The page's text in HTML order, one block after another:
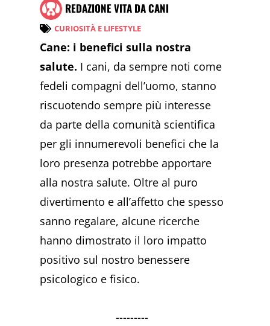
REDAZIONE VITA DA CANI
CURIOSITÀ E LIFESTYLE
Cane: i benefici sulla nostra
salute. I cani, da sempre noti come
fedeli compagni dell’uomo, stanno
riscuotendo sempre più interesse
da parte della comunità scientifica
per gli innumerevoli benefici che la
loro presenza potrebbe apportare
alla nostra salute. Oltre al puro
divertimento e all’affetto che spesso
sanno regalare, alcune ricerche
hanno dimostrato il loro impatto
positivo sul nostro benessere
psicologico e fisico.
---------